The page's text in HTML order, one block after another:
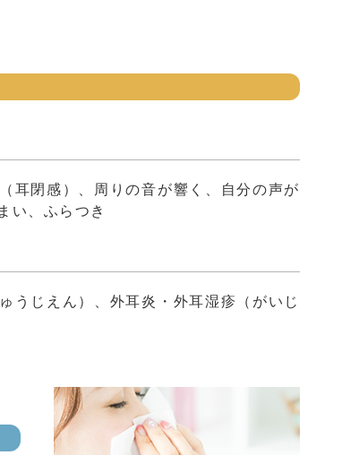
耳閉感）、周りの音が響く、自分の声が
、ふらつき
うじえん）、外耳炎・外耳湿疹（がいじ